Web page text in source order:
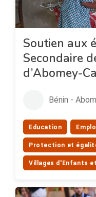
Soutien aux
Secondaire
d’Abomey-
Bénin -
Education
Protection et
Villages d'Enfants